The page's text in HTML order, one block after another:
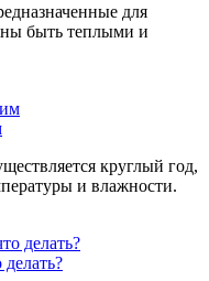
для
быть теплыми и
круглый год,
и влажности.